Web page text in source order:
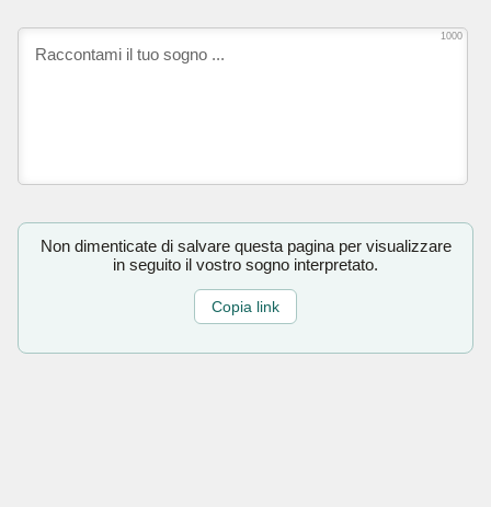
1000
Non dimenticate di salvare questa pagina per visualizzare
in seguito il vostro sogno interpretato.
Copia link